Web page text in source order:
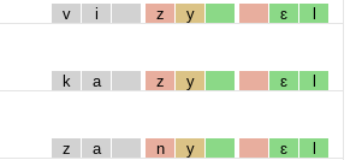
v i z y ɛ l
k a z y ɛ l
z a n y ɛ l